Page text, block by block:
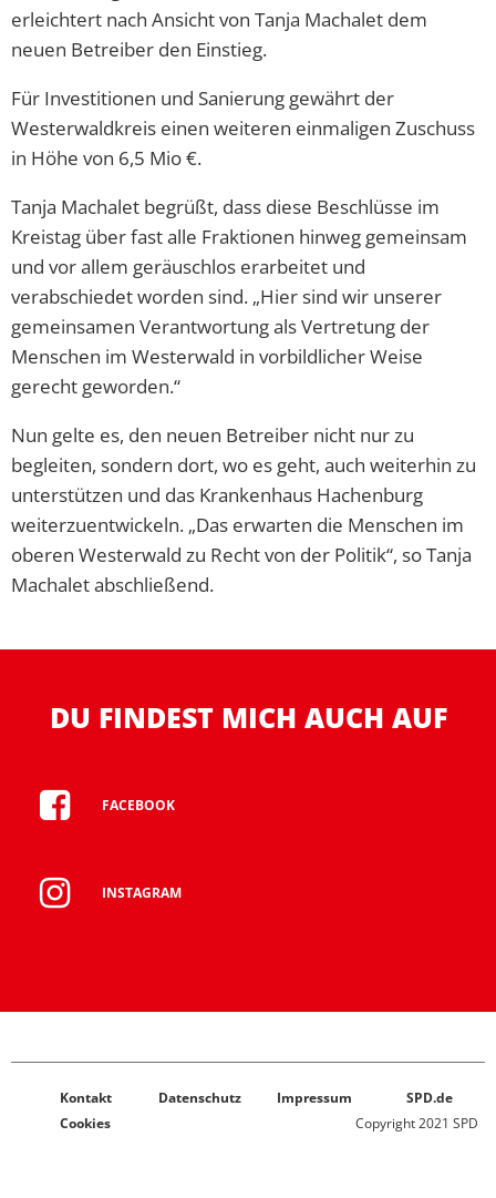
erleichtert nach Ansicht von Tanja Machalet dem
neuen Betreiber den Einstieg.
Für Investitionen und Sanierung gewährt der
Westerwaldkreis einen weiteren einmaligen Zuschuss
in Höhe von 6,5 Mio €.
Tanja Machalet begrüßt, dass diese Beschlüsse im
Kreistag über fast alle Fraktionen hinweg gemeinsam
und vor allem geräuschlos erarbeitet und
verabschiedet worden sind. „Hier sind wir unserer
gemeinsamen Verantwortung als Vertretung der
Menschen im Westerwald in vorbildlicher Weise
gerecht geworden.“
Nun gelte es, den neuen Betreiber nicht nur zu
begleiten, sondern dort, wo es geht, auch weiterhin zu
unterstützen und das Krankenhaus Hachenburg
weiterzuentwickeln. „Das erwarten die Menschen im
oberen Westerwald zu Recht von der Politik“, so Tanja
Machalet abschließend.
DU FINDEST MICH AUCH AUF
FACEBOOK
INSTAGRAM
Kontakt Datenschutz Impressum
SPD.de
Cookies
Copyright 2021 SPD